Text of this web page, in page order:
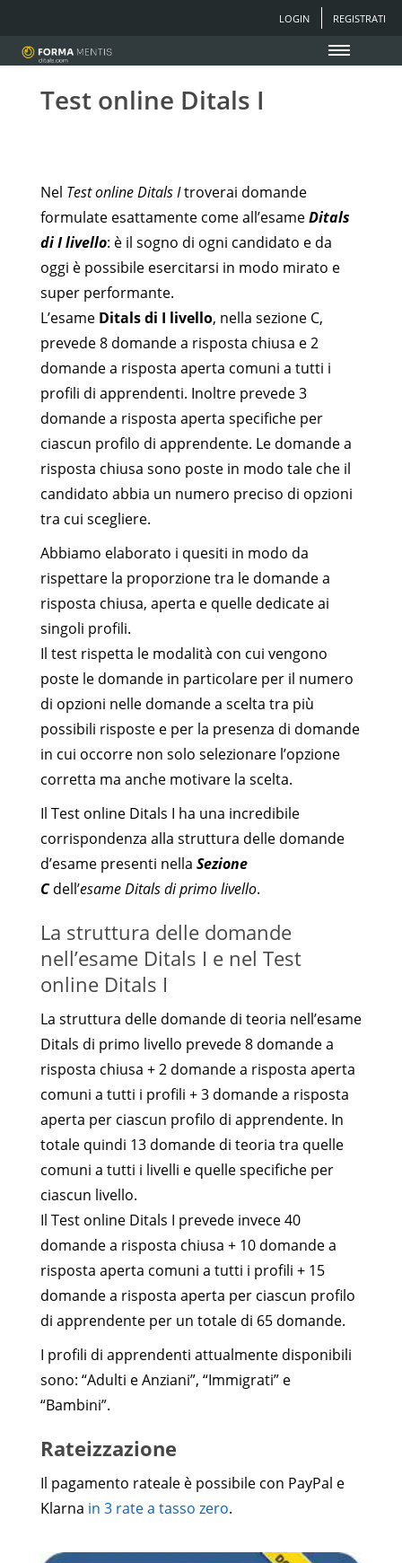
LOGIN REGISTRATI
Test online Ditals I
Nel Test online Ditals Itroverai domande
formulate esattamente come all’esameDitals
di I livello: è il sogno di ogni candidato e da
oggi è possibile esercitarsi in modo mirato e
super performante.
L’esame Ditals di I livello, nella sezione C,
prevede 8 domande a risposta chiusa e 2
domande a risposta aperta comuni a tutti i
profili di apprendenti. Inoltre prevede 3
domande a risposta aperta specifiche per
ciascun profilo di apprendente. Le domande a
risposta chiusa sono poste in modo tale che il
candidato abbia un numero preciso di opzioni
tra cui scegliere.
Abbiamo elaborato i quesiti in modo da
rispettare la proporzione tra le domande a
risposta chiusa, aperta e quelle dedicate ai
singoli profili.
Il test rispetta le modalità con cui vengono
poste le domande in particolare per il numero
di opzioni nelle domande a scelta tra più
possibili risposte e per la presenza di domande
in cui occorre non solo selezionare l’opzione
corretta ma anche motivare la scelta.
Il Test online Ditals I ha una incredibile
corrispondenza alla struttura delle domande
d’esame presenti nella Sezione
Cdell’esameDitals di primo livello.
La struttura delle domande
nell’esame Ditals I e nel Test
online Ditals I
La struttura delle domande di teoria nell’esame
Ditals di primo livello prevede 8 domande a
risposta chiusa + 2 domande a risposta aperta
comuni a tutti i profili + 3 domande a risposta
aperta per ciascun profilo di apprendente. In
totale quindi 13 domande di teoria tra quelle
comuni a tutti i livelli e quelle specifiche per
ciascun livello.
Il Test online Ditals I prevede invece 40
domande a risposta chiusa + 10 domande a
risposta aperta comuni a tutti i profili + 15
domande a risposta aperta per ciascun profilo
di apprendente per un totale di 65 domande.
I profili di apprendenti attualmente disponibili
sono: “Adulti e Anziani”, “Immigrati” e
“Bambini”.
Rateizzazione
Il pagamento rateale è possibile con PayPal e
Klarna in 3 rate a tasso zero.